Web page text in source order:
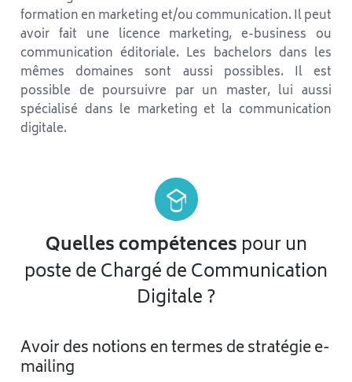
formation en marketing et/ou communication. Il peut
avoir fait une licence marketing, e-business ou
communication éditoriale. Les bachelors dans les
mêmes domaines sont aussi possibles. Il est
possible de poursuivre par un master, lui aussi
spécialisé dans le marketing et la communication
digitale.
Quelles compétences pour un
poste de Chargé de Communication
Digitale ?
Avoir des notions en termes de stratégie e-
mailing